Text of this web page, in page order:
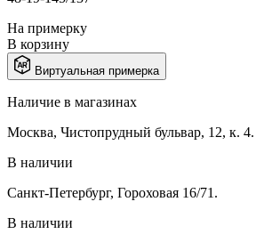
На примерку
В корзину
Виртуальная примерка
Наличие в магазинах
Москва, Чистопрудный бульвар, 12, к. 4.
В наличии
Санкт-Петербург, Гороховая 16/71.
В наличии